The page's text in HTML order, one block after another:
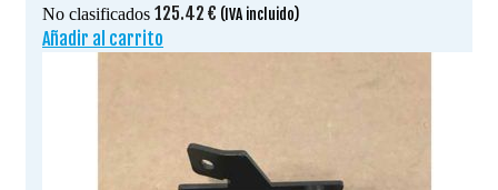
No clasificados 125.42 € (IVA incluido)
Añadir al carrito